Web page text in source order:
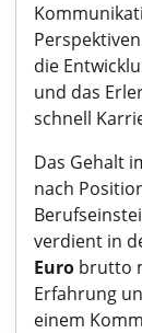
die
und das
schnell
Das Gehalt
nach
verdient in
Euro brutto
Erfahrung
einem